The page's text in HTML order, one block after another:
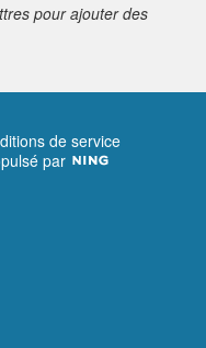
pour ajouter des
de service
par